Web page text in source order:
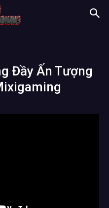
Đầy Ấn Tượng